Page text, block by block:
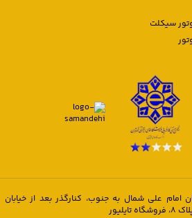
سیکلت
امام علی شمال به جنوب، کنارگذر بعد از خیابان